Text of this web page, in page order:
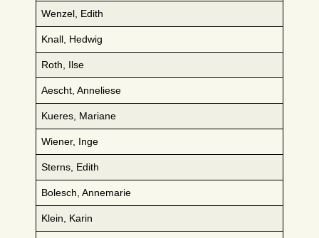
Wenzel, Edith
Knall, Hedwig
Roth, Ilse
Aescht, Anneliese
Kueres, Mariane
Wiener, Inge
Sterns, Edith
Bolesch, Annemarie
Klein, Karin